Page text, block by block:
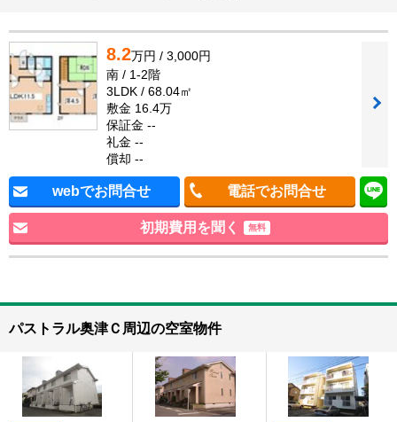
8.2万円 / 3,000円
南 / 1-2階
3LDK / 68.04㎡
敷金 16.4万
保証金 --
礼金 --
償却 --
webでお問合せ 電話でお問合せ
初期費用を聞く 無料
パストラル奥津Ｃ周辺の空室物件